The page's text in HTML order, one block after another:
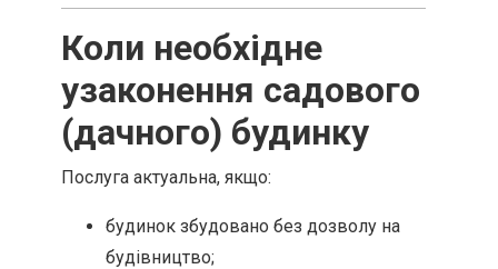
Коли необхідне
узаконення садового
(дачного) будинку
Послуга актуальна, якщо:
будинок збудовано без дозволу на
будівництво;